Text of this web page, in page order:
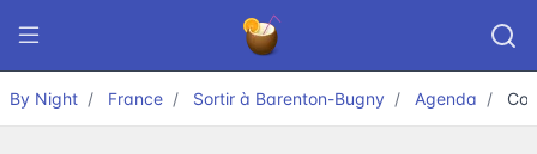
By Night France Sortir à Barenton-Bugny Agenda